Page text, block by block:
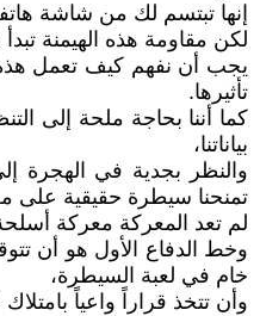
إنها تبتسم لك من شاشة
لكن مقاومة هذه الهيمنة
يجب أن نفهم كيف تعمل
تأثيرها.
كما أننا بحاجة ملحة إلى
بياناتنا،
والنظر بجدية في الهجرة
تمنحنا سيطرة حقيقية على
لم تعد المعركة معركة
وخط الدفاع الأول هو أن
خام في لعبة السيطرة،
وأن تتخذ قراراً واعياً